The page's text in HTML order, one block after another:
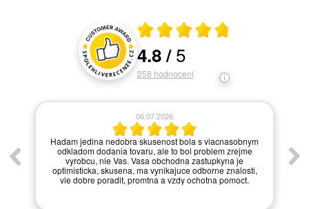
Hodnocení a recenze zákazníků
Průměrné hodnocení 4.8 z 5
4.8/5
258 hodnocení
06.07.2026
Hadam jedina nedobra skusenost bola s viacnasobnym
odkladom dodania tovaru, ale to bol problem zrejme
vyrobcu, nie Vas. Vasa obchodna zastupkyna je
optimisticka, skusena, ma vynikajuce odborne znalosti,
vie dobre poradit, promtna a vzdy ochotna pomoct.